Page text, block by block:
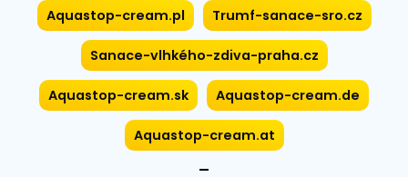
Aquastop-cream.pl Trumf-sanace-sro.cz
Sanace-vlhkého-zdiva-praha.cz
Aquastop-cream.sk Aquastop-cream.de
Aquastop-cream.at